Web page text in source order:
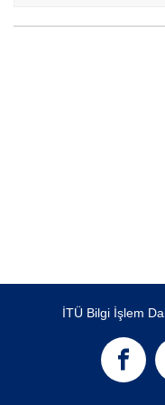
İTÜ Bilgi İşlem